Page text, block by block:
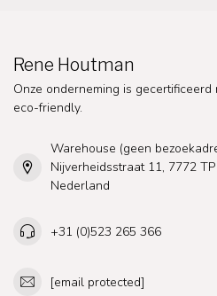
Rene Houtman
Onze onderneming is
eco-friendly.
Warehouse (geen
Nijverheidsstraat 11, 7772
Nederland
+31 (0)523 265 366
[email protected]